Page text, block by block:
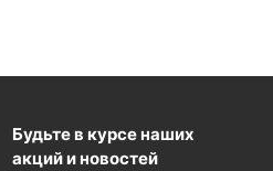
Будьте в курсе наших
акций и новостей